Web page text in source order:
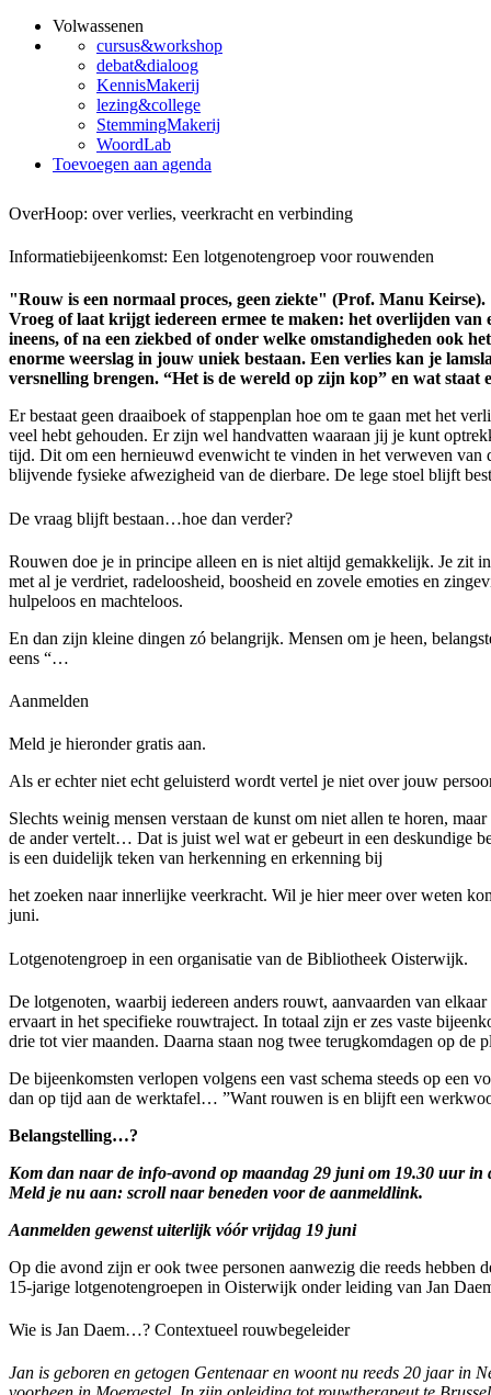
Volwassenen
cursus&workshop
debat&dialoog
KennisMakerij
lezing&college
StemmingMakerij
WoordLab
Toevoegen aan agenda
OverHoop: over verlies, veerkracht en verbinding
Informatiebijeenkomst: Een lotgenotengroep voor rouwenden
"Rouw is een normaal proces, geen ziekte" (Prof. Manu Keirse).
Vroeg of laat krijgt iedereen ermee te maken: het overlijden van
ineens, of na een ziekbed of onder welke omstandigheden ook
enorme weerslag in jouw uniek bestaan. Een verlies kan je
versnelling brengen. “Het is de wereld op zijn kop” en wat
Er bestaat geen draaiboek of stappenplan hoe om te gaan met het
veel hebt gehouden. Er zijn wel handvatten waaraan jij je kunt
tijd. Dit om een hernieuwd evenwicht te vinden in het verweven van
blijvende fysieke afwezigheid van de dierbare. De lege stoel blijft
De vraag blijft bestaan…hoe dan verder?
Rouwen doe je in principe alleen en is niet altijd gemakkelijk. Je zit
met al je verdriet, radeloosheid, boosheid en zovele emoties en
hulpeloos en machteloos.
En dan zijn kleine dingen zó belangrijk. Mensen om je heen,
eens “…
Aanmelden
Meld je hieronder gratis aan.
Als er echter niet echt geluisterd wordt vertel je niet over jouw
Slechts weinig mensen verstaan de kunst om niet allen te horen,
de ander vertelt… Dat is juist wel wat er gebeurt in een deskundige
is een duidelijk teken van herkenning en erkenning bij
het zoeken naar innerlijke veerkracht. Wil je hier meer over weten
juni.
Lotgenotengroep in een organisatie van de Bibliotheek Oisterwijk.
De lotgenoten, waarbij iedereen anders rouwt, aanvaarden van
ervaart in het specifieke rouwtraject. In totaal zijn er zes vaste
drie tot vier maanden. Daarna staan nog twee terugkomdagen op de
De bijeenkomsten verlopen volgens een vast schema steeds op een
dan op tijd aan de werktafel… ”Want rouwen is en blijft een
Belangstelling…?
Kom dan naar de info-avond op maandag 29 juni om 19.30 uur
Meld je nu aan: scroll naar beneden voor de aanmeldlink.
Aanmelden gewenst uiterlijk vóór vrijdag 19 juni
Op die avond zijn er ook twee personen aanwezig die reeds hebben
15-jarige lotgenotengroepen in Oisterwijk onder leiding van Jan
Wie is Jan Daem…? Contextueel rouwbegeleider
Jan is geboren en getogen Gentenaar en woont nu reeds 20 jaar in